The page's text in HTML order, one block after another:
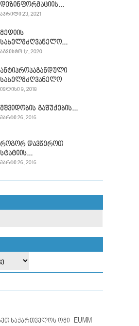
დეზინფორმაციის...
ᲐᲞᲠᲘᲚᲘ 23, 2021
მედიის
სახელმძღვანელო...
ᲐᲒᲕᲘᲡᲢᲝ 17, 2020
ანტიპროპაგანდული
სახელმძღვანელო
ᲘᲕᲚᲘᲡᲘ 9, 2018
მშვიდობის გაშუქების...
ᲛᲐᲠᲢᲘ 26, 2016
როგორ დავწეროთ
სტატიის...
ᲛᲐᲠᲢᲘ 26, 2016
საქართველოს ომი EUMM